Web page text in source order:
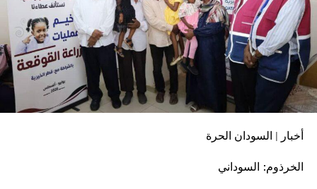
أخبار | السودان الحرة
الخرذوم: السوداني